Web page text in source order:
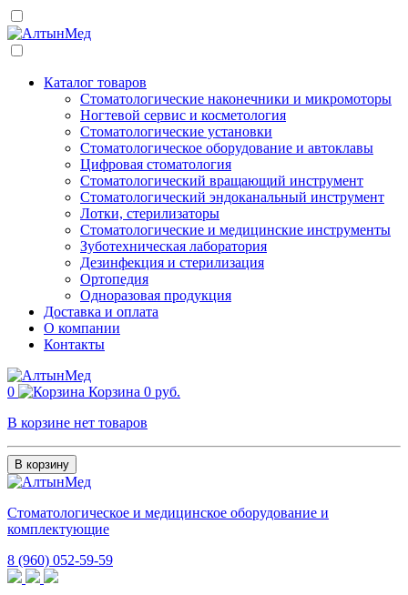
Каталог товаров
Стоматологические наконечники и микромоторы
Ногтевой сервис и косметология
Стоматологические установки
Стоматологическое оборудование и автоклавы
Цифровая стоматология
Стоматологический вращающий инструмент
Стоматологический эндоканальный инструмент
Лотки, стерилизаторы
Стоматологические и медицинские инструменты
Зуботехническая лаборатория
Дезинфекция и стерилизация
Ортопедия
Одноразовая продукция
Доставка и оплата
О компании
Контакты
0 Корзина 0 руб.
В корзине нет товаров
В корзину
Стоматологическое и медицинское оборудование и
комплектующие
8 (960) 052-59-59